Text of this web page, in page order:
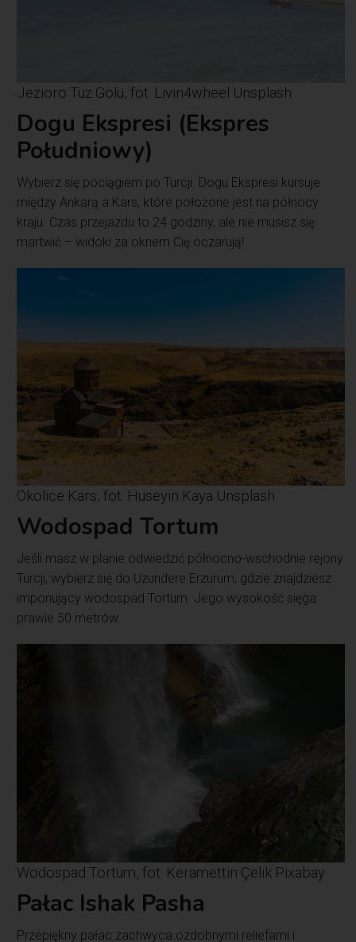
Jezioro Tuz Gölü, fot. Livin4wheel Unsplash
Dogu Ekspresi (Ekspres
Południowy)
Wybierz się pociągiem po Turcji. Dogu Ekspresi kursuje
między Ankarą a Kars, które położone jest na północy
kraju. Czas przejazdu to 24 godziny, ale nie musisz się
martwić – widoki za oknem Cię oczarują!
Okolice Kars, fot. Huseyin Kaya Unsplash
Wodospad Tortum
Jeśli masz w planie odwiedzić północno-wschodnie rejony
Turcji, wybierz się do Uzundere Erzurum, gdzie znajdziesz
imponujący wodospad Tortum. Jego wysokość sięga
prawie 50 metrów.
Wodospad Tortum, fot. Keramettin Çelik Pixabay
Pałac Ishak Pasha
Przepiękny pałac zachwyca ozdobnymi reliefami i